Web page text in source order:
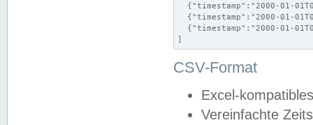
{"timestamp":"2000-01-
{"timestamp":"2000-01-
{"timestamp":"2000-01-
]
CSV-Format
Excel-
Vereinfachte